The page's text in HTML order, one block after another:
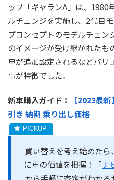
ップ「ギャランΛ」は、1980
ルチェンジを実施し、2代目
プコンセプトのモデルチェン
のイメージが受け継がれたも
車が追加設定されるなどバリ
事が特徴でした。
新車購入ガイド：
【2023最
引き 納期 乗り出し価格
買い替えを考え始めた
に車の価値を把握！「ナ